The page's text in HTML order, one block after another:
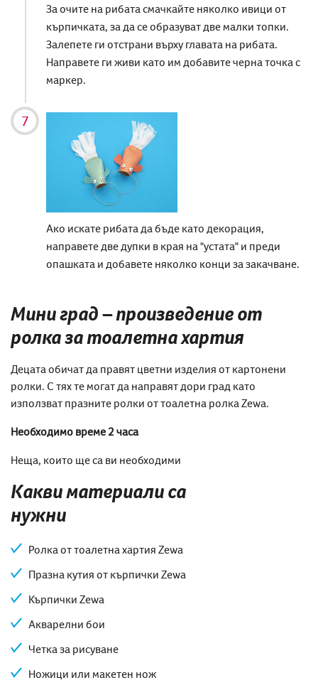
За очите на рибата смачкайте няколко ивици от
кърпичката, за да се образуват две малки топки.
Залепете ги отстрани върху главата на рибата.
Направете ги живи като им добавите черна точка с
маркер.
Ако искате рибата да бъде като декорация,
направете две дупки в края на "устата" и преди
опашката и добавете няколко конци за закачване.
Мини град – произведение от
ролка за тоалетна хартия
Децата обичат да правят цветни изделия от картонени
ролки. С тях те могат да направят дори град като
използват празните ролки от тоалетна ролка Zewa.
Необходимо време 2 часа
Неща, които ще са ви необходими
Какви материали са
нужни
Ролка от тоалетна хартия Zewa
Празна кутия от кърпички Zewa
Кърпички Zewa
Акварелни бои
Четка за рисуване
Ножици или макетен нож